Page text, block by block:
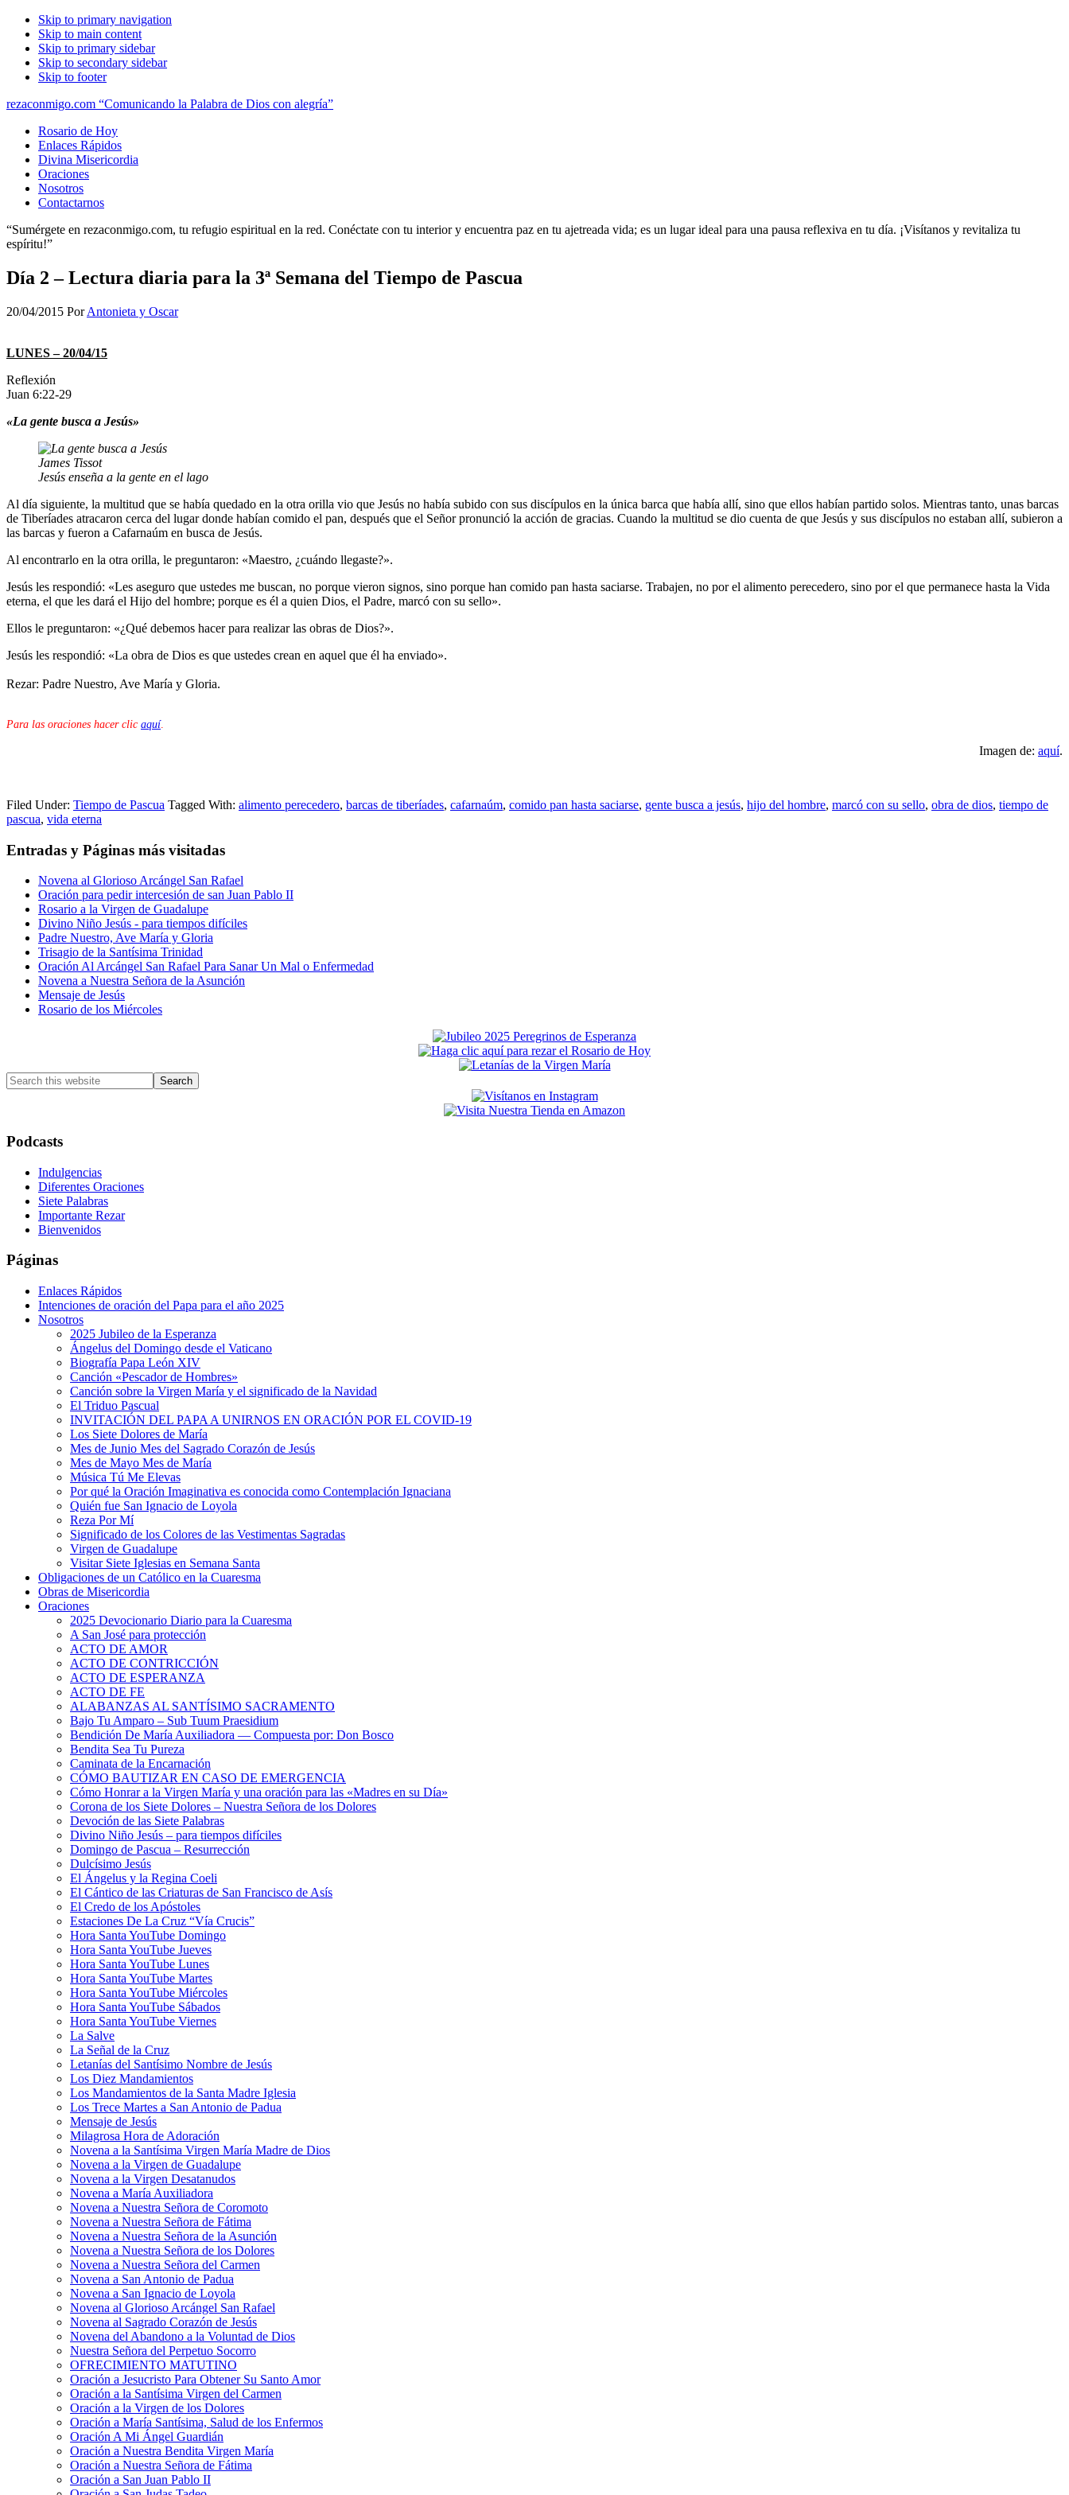
Skip to primary navigation
Skip to main content
Skip to primary sidebar
Skip to secondary sidebar
Skip to footer
rezaconmigo.com “Comunicando la Palabra de Dios con alegría”
Rosario de Hoy
Enlaces Rápidos
Divina Misericordia
Oraciones
Nosotros
Contactarnos
“Sumérgete en rezaconmigo.com, tu refugio espiritual en la red. Conéctate con tu interior y encuentra paz en tu ajetreada vida; es un lugar ideal para una pausa reflexiva en tu día. ¡Visítanos y revitaliza tu
espíritu!”
Día 2 – Lectura diaria para la 3ª Semana del Tiempo de Pascua
20/04/2015 PorAntonieta y Oscar
LUNES – 20/04/15
Reflexión
Juan 6:22-29
«La gente busca a Jesús»
James Tissot
Jesús enseña a la gente en el lago
Al día siguiente, la multitud que se había quedado en la otra orilla vio que Jesús no había subido con sus discípulos en la única barca que había allí, sino que ellos habían partido solos. Mientras tanto, unas barcas
de Tiberíades atracaron cerca del lugar donde habían comido el pan, después que el Señor pronunció la acción de gracias. Cuando la multitud se dio cuenta de que Jesús y sus discípulos no estaban allí, subieron a
las barcas y fueron a Cafarnaúm en busca de Jesús.
Al encontrarlo en la otra orilla, le preguntaron: «Maestro, ¿cuándo llegaste?».
Jesús les respondió: «Les aseguro que ustedes me buscan, no porque vieron signos, sino porque han comido pan hasta saciarse. Trabajen, no por el alimento perecedero, sino por el que permanece hasta la Vida
eterna, el que les dará el Hijo del hombre; porque es él a quien Dios, el Padre, marcó con su sello».
Ellos le preguntaron: «¿Qué debemos hacer para realizar las obras de Dios?».
Jesús les respondió: «La obra de Dios es que ustedes crean en aquel que él ha enviado».
Rezar: Padre Nuestro, Ave María y Gloria.
Para las oraciones hacer clic aquí.
Imagen de: aquí.
Filed Under: Tiempo de Pascua Tagged With: alimento perecedero, barcas de tiberíades, cafarnaúm, comido pan hasta saciarse, gente busca a jesús, hijo del hombre, marcó con su sello, obra de dios, tiempo de
pascua, vida eterna
Entradas y Páginas más visitadas
Novena al Glorioso Arcángel San Rafael
Oración para pedir intercesión de san Juan Pablo II
Rosario a la Virgen de Guadalupe
Divino Niño Jesús - para tiempos difíciles
Padre Nuestro, Ave María y Gloria
Trisagio de la Santísima Trinidad
Oración Al Arcángel San Rafael Para Sanar Un Mal o Enfermedad
Novena a Nuestra Señora de la Asunción
Mensaje de Jesús
Rosario de los Miércoles
Search
this
Podcasts
Indulgencias
Diferentes Oraciones
Siete Palabras
Importante Rezar
Bienvenidos
Páginas
Enlaces Rápidos
Intenciones de oración del Papa para el año 2025
Nosotros
2025 Jubileo de la Esperanza
Ángelus del Domingo desde el Vaticano
Biografía Papa León XIV
Canción «Pescador de Hombres»
Canción sobre la Virgen María y el significado de la Navidad
El Triduo Pascual
INVITACIÓN DEL PAPA A UNIRNOS EN ORACIÓN POR EL COVID-19
Los Siete Dolores de María
Mes de Junio Mes del Sagrado Corazón de Jesús
Mes de Mayo Mes de María
Música Tú Me Elevas
Por qué la Oración Imaginativa es conocida como Contemplación Ignaciana
Quién fue San Ignacio de Loyola
Reza Por Mí
Significado de los Colores de las Vestimentas Sagradas
Virgen de Guadalupe
Visitar Siete Iglesias en Semana Santa
Obligaciones de un Católico en la Cuaresma
Obras de Misericordia
Oraciones
2025 Devocionario Diario para la Cuaresma
A San José para protección
ACTO DE AMOR
ACTO DE CONTRICCIÓN
ACTO DE ESPERANZA
ACTO DE FE
ALABANZAS AL SANTÍSIMO SACRAMENTO
Bajo Tu Amparo – Sub Tuum Praesidium
Bendición De María Auxiliadora — Compuesta por: Don Bosco
Bendita Sea Tu Pureza
Caminata de la Encarnación
CÓMO BAUTIZAR EN CASO DE EMERGENCIA
Cómo Honrar a la Virgen María y una oración para las «Madres en su Día»
Corona de los Siete Dolores – Nuestra Señora de los Dolores
Devoción de las Siete Palabras
Divino Niño Jesús – para tiempos difíciles
Domingo de Pascua – Resurrección
Dulcísimo Jesús
El Ángelus y la Regina Coeli
El Cántico de las Criaturas de San Francisco de Asís
El Credo de los Apóstoles
Estaciones De La Cruz “Vía Crucis”
Hora Santa YouTube Domingo
Hora Santa YouTube Jueves
Hora Santa YouTube Lunes
Hora Santa YouTube Martes
Hora Santa YouTube Miércoles
Hora Santa YouTube Sábados
Hora Santa YouTube Viernes
La Salve
La Señal de la Cruz
Letanías del Santísimo Nombre de Jesús
Los Diez Mandamientos
Los Mandamientos de la Santa Madre Iglesia
Los Trece Martes a San Antonio de Padua
Mensaje de Jesús
Milagrosa Hora de Adoración
Novena a la Santísima Virgen María Madre de Dios
Novena a la Virgen de Guadalupe
Novena a la Virgen Desatanudos
Novena a María Auxiliadora
Novena a Nuestra Señora de Coromoto
Novena a Nuestra Señora de Fátima
Novena a Nuestra Señora de la Asunción
Novena a Nuestra Señora de los Dolores
Novena a Nuestra Señora del Carmen
Novena a San Antonio de Padua
Novena a San Ignacio de Loyola
Novena al Glorioso Arcángel San Rafael
Novena al Sagrado Corazón de Jesús
Novena del Abandono a la Voluntad de Dios
Nuestra Señora del Perpetuo Socorro
OFRECIMIENTO MATUTINO
Oración a Jesucristo Para Obtener Su Santo Amor
Oración a la Santísima Virgen del Carmen
Oración a la Virgen de los Dolores
Oración a María Santísima, Salud de los Enfermos
Oración A Mi Ángel Guardián
Oración a Nuestra Bendita Virgen María
Oración a Nuestra Señora de Fátima
Oración a San Juan Pablo II